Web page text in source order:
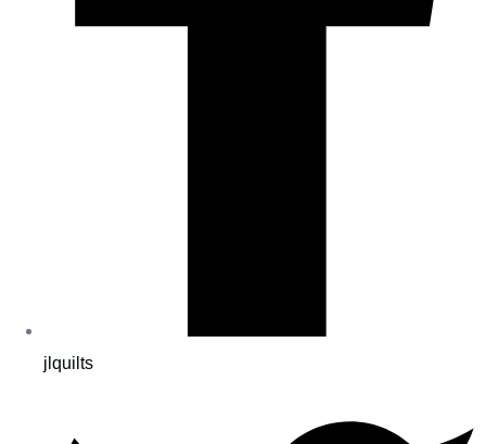
jlquilts